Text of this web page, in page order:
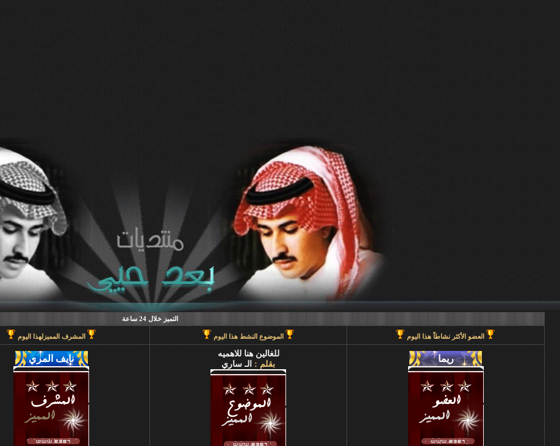
التميز خلال 24 ساعة
العضو الأكثر نشاطاً هذا اليوم الموضوع النشط هذا اليوم المشرف المميزلهذا اليوم
للغالين هنا للاهميه
بقلم : الـ ساري